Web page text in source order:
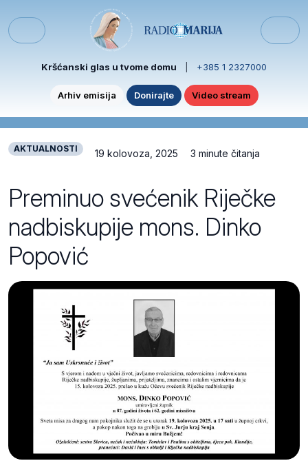
Menu
Kršćanski glas u tvome domu +385 1 2327000
Arhiv emisija Donirajte Video stream
AKTUALNOSTI 19 kolovoza, 2025 3 minute čitanja
Preminuo svećenik Riječke
nadbiskupije mons. Dinko
Popović